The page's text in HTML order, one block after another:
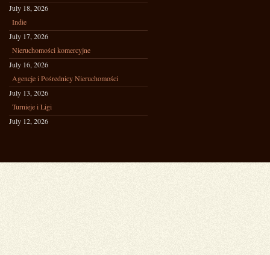
July 18, 2026
Indie
July 17, 2026
Nieruchomości komercyjne
July 16, 2026
Agencje i Pośrednicy Nieruchomości
July 13, 2026
Turnieje i Ligi
July 12, 2026